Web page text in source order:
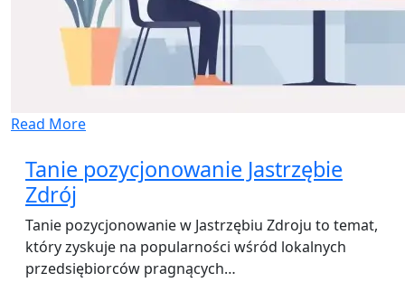
Read More
Tanie pozycjonowanie Jastrzębie
Zdrój
Tanie pozycjonowanie w Jastrzębiu Zdroju to temat,
który zyskuje na popularności wśród lokalnych
przedsiębiorców pragnących…